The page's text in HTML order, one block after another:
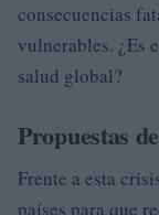
consecuencias
vulnerables. ¿Es
salud global?
Propuestas
Frente a esta
países para que